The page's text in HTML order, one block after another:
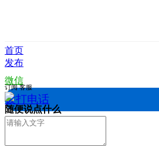
首页
发布
微信
拨打电话
订阅 客服
随便说点什么